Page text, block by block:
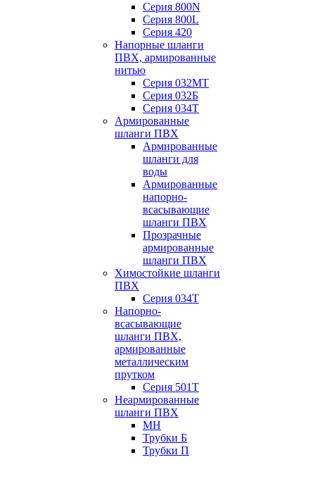
Серия 800N
Серия 800L
Серия 420
Напорные шланги
ПВХ, армированные
нитью
Серия 032МТ
Серия 032Б
Серия 034Т
Армированные
шланги ПВХ
Армированные
шланги для
воды
Армированные
напорно-
всасывающие
шланги ПВХ
Прозрачные
армированные
шланги ПВХ
Химостойкие шланги
ПВХ
Серия 034Т
Напорно-
всасывающие
шланги ПВХ,
армированные
металлическим
прутком
Серия 501T
Неармированные
шланги ПВХ
МН
Трубки Б
Трубки П